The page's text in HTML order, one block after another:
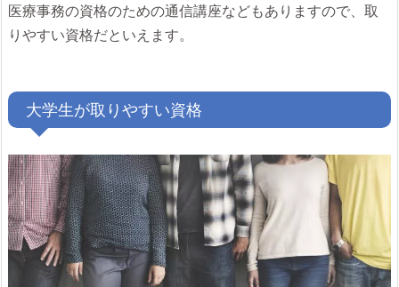
医療事務の資格のための通信講座などもありますので、取
りやすい資格だといえます。
大学生が取りやすい資格